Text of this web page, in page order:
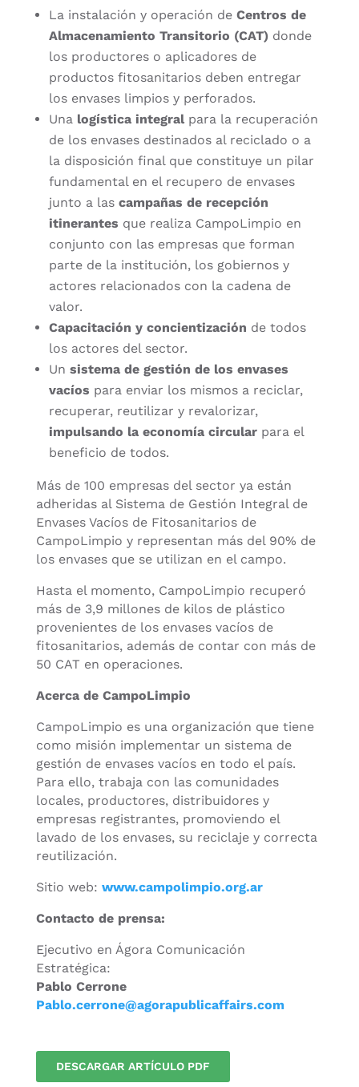
La instalación y operación de Centros de
Almacenamiento Transitorio (CAT) donde
los productores o aplicadores de
productos fitosanitarios deben entregar
los envases limpios y perforados.
Una logística integral para la recuperación
de los envases destinados al reciclado o a
la disposición final que constituye un pilar
fundamental en el recupero de envases
junto a las campañas de recepción
itinerantes que realiza CampoLimpio en
conjunto con las empresas que forman
parte de la institución, los gobiernos y
actores relacionados con la cadena de
valor.
Capacitación y concientización de todos
los actores del sector.
Un sistema de gestión de los envases
vacíos para enviar los mismos a reciclar,
recuperar, reutilizar y revalorizar,
impulsando la economía circular para el
beneficio de todos.
Más de 100 empresas del sector ya están
adheridas al Sistema de Gestión Integral de
Envases Vacíos de Fitosanitarios de
CampoLimpio y representan más del 90% de
los envases que se utilizan en el campo.
Hasta el momento, CampoLimpio recuperó
más de 3,9 millones de kilos de plástico
provenientes de los envases vacíos de
fitosanitarios, además de contar con más de
50 CAT en operaciones.
Acerca de CampoLimpio
CampoLimpio es una organización que tiene
como misión implementar un sistema de
gestión de envases vacíos en todo el país.
Para ello, trabaja con las comunidades
locales, productores, distribuidores y
empresas registrantes, promoviendo el
lavado de los envases, su reciclaje y correcta
reutilización.
Sitio web: www.campolimpio.org.ar
Contacto de prensa:
Ejecutivo en Ágora Comunicación
Estratégica:
Pablo Cerrone
Pablo.cerrone@agorapublicaffairs.com
DESCARGAR ARTÍCULO PDF